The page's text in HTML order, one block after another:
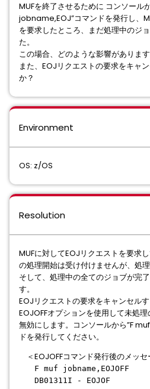
MUFを終了させるために コンソール
jobname,EOJ”コマンドを発行し、
を要求したところ、まだ処理中のジ
た。
この場合、どのような影響がありま
また、EOJリクエストの要求をキャ
か？
Environment
OS: z/OS
Resolution
MUFに対してEOJリクエストを要求
の処理開始は受け付けませんが、処
そして、処理中の全てのジョブが完
す。
EOJリクエストの要求をキャンセル
EOJOFFオプションを使用して未処
無効にします。コンソールから”F
ドを発行してください。
＜EOJOFFコマンド発行後のメッセ
F muf jobname,EOJOFF
DB01311I - EOJOF